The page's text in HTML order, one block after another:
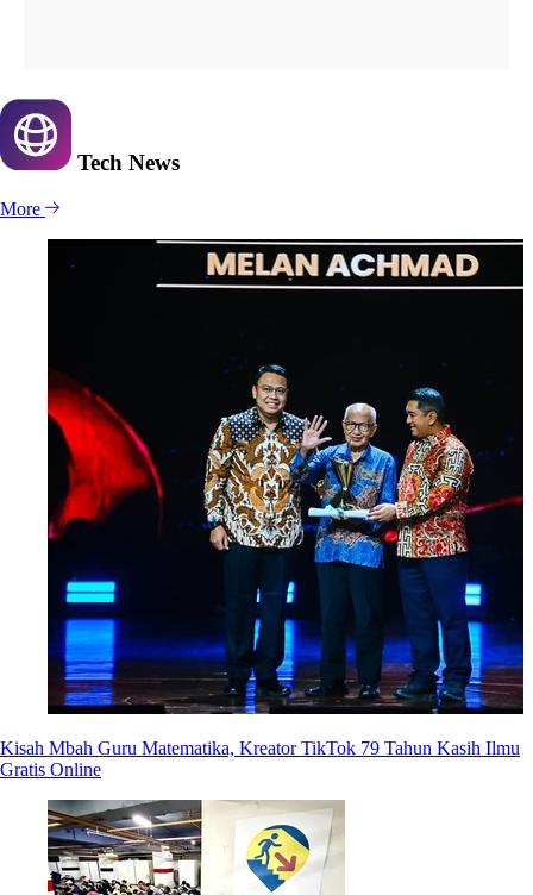
Tech News
More
Kisah Mbah Guru Matematika, Kreator TikTok 79 Tahun Kasih Ilmu
Gratis Online